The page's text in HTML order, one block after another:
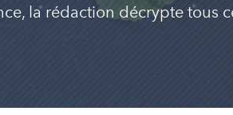
la rédaction décrypte tous